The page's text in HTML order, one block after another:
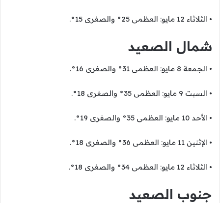
• الثلاثاء 12 مايو: العظمى 25° والصغرى 15°.
شمال الصعيد
• الجمعة 8 مايو: العظمى 31° والصغرى 16°.
• السبت 9 مايو: العظمى 35° والصغرى 18°.
• الأحد 10 مايو: العظمى 35° والصغرى 19°.
• الإثنين 11 مايو: العظمى 36° والصغرى 18°.
• الثلاثاء 12 مايو: العظمى 34° والصغرى 18°.
جنوب الصعيد